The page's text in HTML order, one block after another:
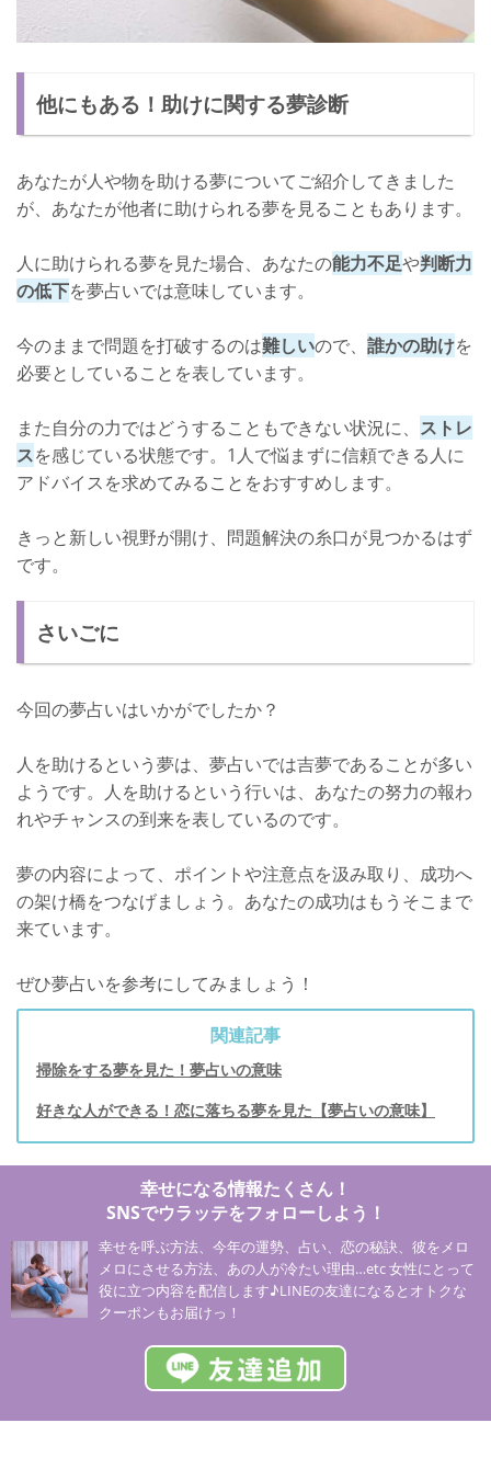
他にもある！助けに関する夢診断
あなたが人や物を助ける夢についてご紹介してきました
が、あなたが他者に助けられる夢を見ることもあります。
人に助けられる夢を見た場合、あなたの能力不足や判断力
の低下を夢占いでは意味しています。
今のままで問題を打破するのは難しいので、 誰かの助けを
必要としていることを表しています。
また自分の力ではどうすることもできない状況に、 ストレ
スを感じている状態です。1人で悩まずに信頼できる人に
アドバイスを求めてみることをおすすめします。
きっと新しい視野が開け、問題解決の糸口が見つかるはず
です。
さいごに
今回の夢占いはいかがでしたか？
人を助けるという夢は、夢占いでは吉夢であることが多い
ようです。人を助けるという行いは、あなたの努力の報わ
れやチャンスの到来を表しているのです。
夢の内容によって、ポイントや注意点を汲み取り、成功へ
の架け橋をつなげましょう。あなたの成功はもうそこまで
来ています。
ぜひ夢占いを参考にしてみましょう！
関連記事
掃除をする夢を見た！夢占いの意味
好きな人ができる！恋に落ちる夢を見た【夢占いの意味】
幸せになる情報たくさん！
SNSでウラッテをフォローしよう！
幸せを呼ぶ方法、今年の運勢、占い、恋の秘訣、彼をメロ
メロにさせる方法、あの人が冷たい理由…etc 女性にとって
役に立つ内容を配信します♪LINEの友達になるとオトクな
クーポンもお届けっ！